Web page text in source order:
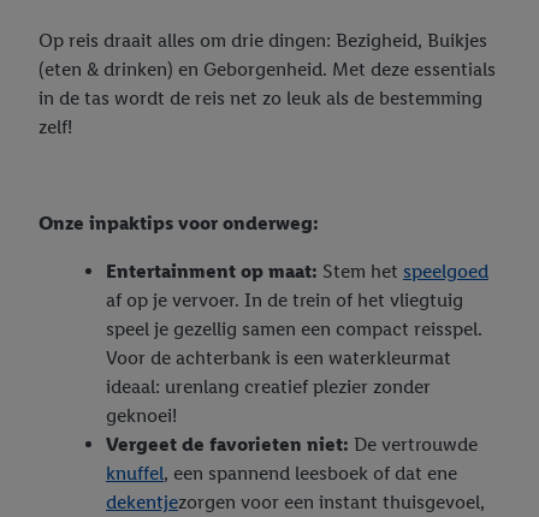
Op reis draait alles om drie dingen: Bezigheid, Buikjes
(eten & drinken) en Geborgenheid. Met deze essentials
in de tas wordt de reis net zo leuk als de bestemming
zelf!
Onze inpaktips voor onderweg:
Entertainment op maat: Stem het speelgoed
af op je vervoer. In de trein of het vliegtuig
speel je gezellig samen een compact reisspel.
Voor de achterbank is een waterkleurmat
ideaal: urenlang creatief plezier zonder
geknoei!
Vergeet de favorieten niet: De vertrouwde
knuffel, een spannend leesboek of dat ene
dekentjezorgen voor een instant thuisgevoel,